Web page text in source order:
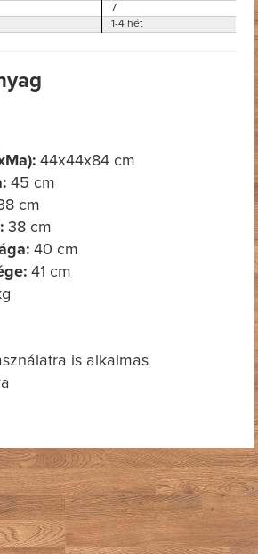
7
1-4 hét
44x44x84 cm
45 cm
cm
38 cm
40 cm
41 cm
is alkalmas